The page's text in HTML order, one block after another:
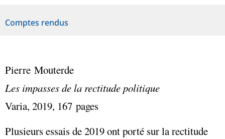
Comptes rendus
Pierre Mouterde
Les impasses de la rectitude politique
Varia, 2019, 167 pages
Plusieurs essais de 2019 ont porté sur la rectitude